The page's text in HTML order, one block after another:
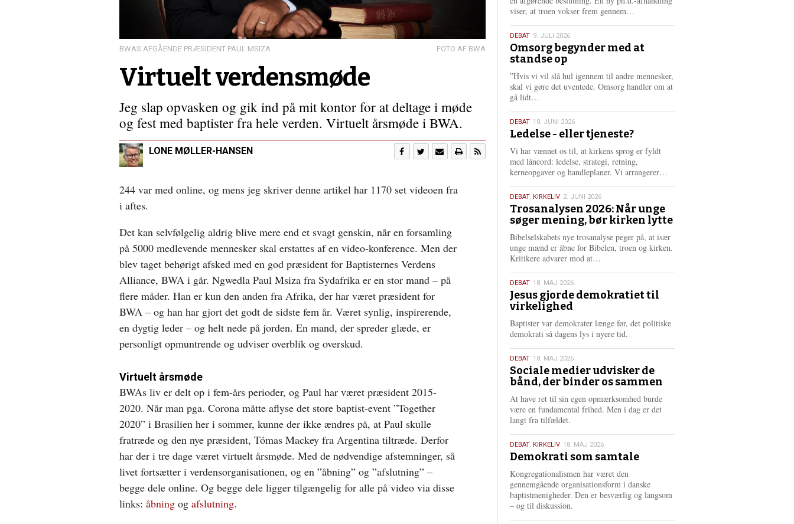
BWAS AFGÅENDE PRÆSIDENT PAUL MSIZA BWA
Virtuelt verdensmøde
Jeg slap opvasken og gik ind på mit kontor for at deltage i møde
og fest med baptister fra hele verden. Virtuelt årsmøde i BWA.
LONE MØLLER-HANSEN
244 var med online, og mens jeg skriver denne artikel har 1170 set videoen fra
i aftes.
Det kan selvfølgelig aldrig blive mere end et svagt genskin, når en forsamling
på 5000 medlevende mennesker skal erstattes af en video-konference. Men der
blev taget behørigt afsked med en god præsident for Baptisternes Verdens
Alliance, BWA i går. Ngwedla Paul Msiza fra Sydafrika er en stor mand – på
flere måder. Han er kun den anden fra Afrika, der har været præsident for
BWA – og han har gjort det godt de sidste fem år. Været synlig, inspirerende,
en dygtig leder – og helt nede på jorden. En mand, der spreder glæde, er
personligt opmuntrende og udviser overblik og overskud.
Virtuelt årsmøde
BWAs liv er delt op i fem-års perioder, og Paul har været præsident 2015-
2020. Når man pga. Corona måtte aflyse det store baptist-event ”Together
2020” i Brasilien her i sommer, kunne der ikke ændres på, at Paul skulle
fratræde og den nye præsident, Tómas Mackey fra Argentina tiltræde. Derfor
har der i tre dage været virtuelt årsmøde. Med de nødvendige afstemninger, så
livet fortsætter i verdensorganisationen, og en ”åbning” og ”afslutning” –
begge dele online. Og begge dele ligger tilgængelig for alle på video via disse
links: åbning og afslutning.
viser, at troen vokser frem gennem…
e
e
9.
juli
2026
DEBAT 9. JULI 2026
Omsorg begynder med at
standse op
”Hvis vi vil slå hul igennem til andre mennesker,
skal vi gøre det uventede. Omsorg handler om at
gå lidt…
s
e
r
e
10.
juni
2026
DEBAT 10. JUNI 2026
Ledelse - eller tjeneste?
Vi har vænnet os til, at kirkens sprog er fyldt
med låneord: ledelse, strategi, retning,
kerneopgaver og handleplaner. Vi arrangerer…
r
e
2.
juni
2026
DEBAT, KIRKELIV 2. JUNI 2026
Trosanalysen 2026: Når unge
søger mening, bør kirken lytte
Bibelselskabets nye trosanalyse peger på, at især
unge mænd er åbne for Bibelen, troen og kirken.
Kritikere advarer mod at…
e
e
18.
maj
2026
DEBAT 18. MAJ 2026
Jesus gjorde demokratiet til
virkelighed
Baptister var demokrater længe før, det politiske
demokrati så dagens lys i nyere tid.
18.
maj
2026
DEBAT 18. MAJ 2026
Sociale medier udvisker de
bånd, der binder os sammen
At have ret til sin egen opmærksomhed burde
være en fundamental frihed. Men i dag er det
langt fra tilfældet.
18.
maj
2026
DEBAT, KIRKELIV 18. MAJ 2026
Demokrati som samtale
Kongregationalismen har været den
gennemgående organisationsform i danske
baptistmenigheder. Den er besværlig og langsom
– og til diskussion.